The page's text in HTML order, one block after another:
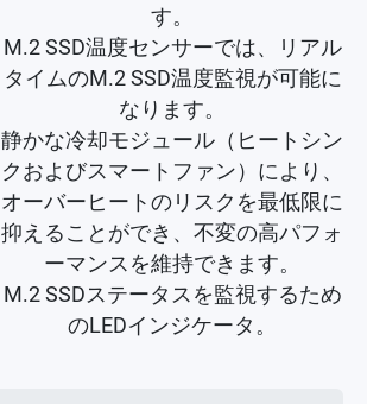
す。
M.2 SSD温度センサーでは、リアル
タイムのM.2 SSD温度監視が可能に
なります。
静かな冷却モジュール（ヒートシン
クおよびスマートファン）により、
オーバーヒートのリスクを最低限に
抑えることができ、不変の高パフォ
ーマンスを維持できます。
M.2 SSDステータスを監視するため
のLEDインジケータ。